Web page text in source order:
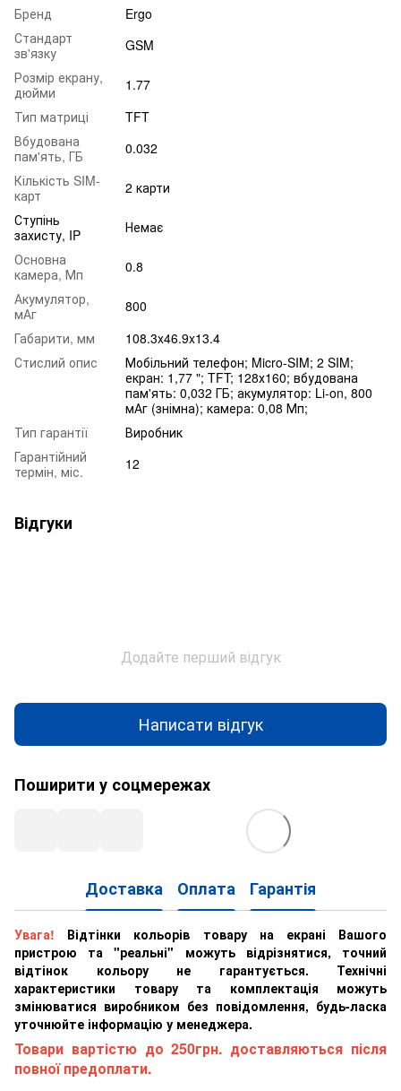
Бренд
Ergo
Стандарт
зв'язку
GSM
Розмір екрану,
дюйми
1.77
Тип матриці
TFT
Вбудована
пам'ять, ГБ
0.032
Кількість SIM-
карт
2 карти
Ступінь
захисту, IP
Немає
Основна
камера, Мп
0.8
Акумулятор,
мАг
800
Габарити, мм
108.3x46.9x13.4
Стислий опис
Мобільний телефон; Micro-SIM; 2 SIM;
екран: 1,77 "; TFT; 128х160; вбудована
пам'ять: 0,032 ГБ; акумулятор: Li-on, 800
мАг (знімна); камера: 0,08 Мп;
Тип гарантії
Виробник
Гарантійний
термін, міс.
12
Відгуки
Додайте перший відгук
Написати відгук
Поширити у соцмережах
Доставка Оплата Гарантія
Увага! Відтінки кольорів товару на екрані Вашого
пристрою та "реальні" можуть відрізнятися, точний
відтінок кольору не гарантується. Технічні
характеристики товару та комплектація можуть
змінюватися виробником без повідомлення, будь-ласка
уточнюйте інформацію у менеджера.
Товари вартістю до 250грн. доставляються після
повної предоплати.